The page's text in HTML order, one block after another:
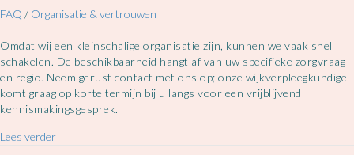
FAQ / Organisatie & vertrouwen
Omdat wij een kleinschalige organisatie zijn, kunnen we vaak snel
schakelen. De beschikbaarheid hangt af van uw specifieke zorgvraag
en regio. Neem gerust contact met ons op; onze wijkverpleegkundige
komt graag op korte termijn bij u langs voor een vrijblijvend
kennismakingsgesprek.
Lees verderabout Is er een wachtlijst voor de thuiszorg van Seniors Zorg?